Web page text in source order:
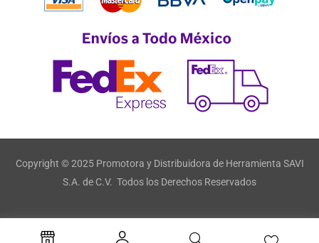
Copyright © 2025 Promotora y Distribuidora de Herramienta SAVI
S.A. de C.V. Todos los Derechos Reservados